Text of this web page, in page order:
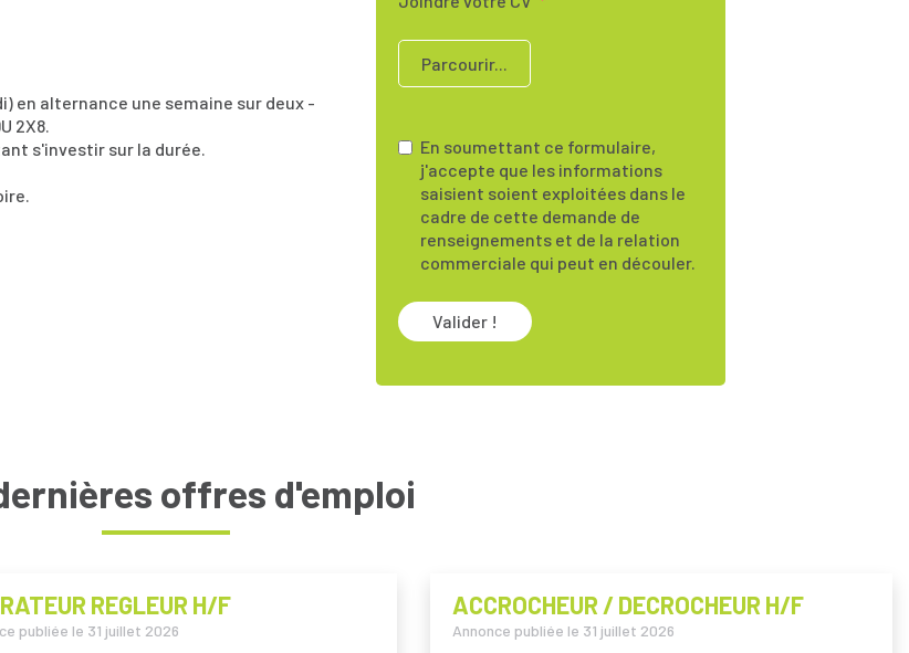
en alternance une semaine sur deux -
2X8.
s'investir sur la durée.
Parcourir...
En soumettant ce formulaire,
j'accepte que les informations
saisient soient exploitées dans le
cadre de cette demande de
renseignements et de la relation
commerciale qui peut en découler.
Valider !
offres d'emploi
REGLEUR H/F
publiée le 31 juillet 2026
ACCROCHEUR / DECROCHEUR H/F
Annonce publiée le 31 juillet 2026